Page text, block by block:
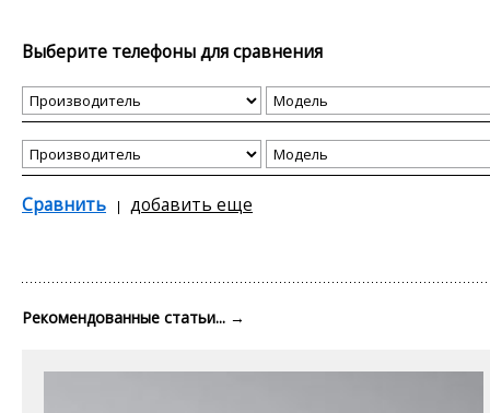
Выберите телефоны для сравнения
Сравнить добавить еще
Рекомендованные статьи... →